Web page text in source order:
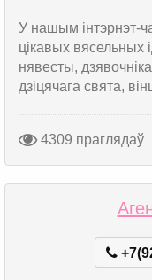
У нашым інтэрнэт-
цікавых вясельных
нявесты,
дзіцячага свята,
4309 праглядаў